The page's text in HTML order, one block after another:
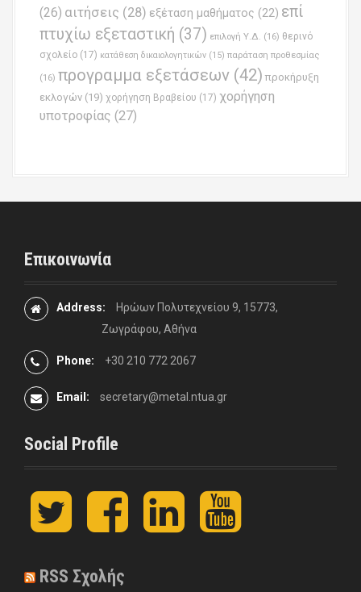
(26) αιτήσεις (28) εξέταση μαθήματος (22) επί
πτυχίω εξεταστική (37) επιλογή Υ.Δ. (16) θερινό
σχολείο (17) κατάθεση δικαιολογητικών (15) παράταση προθεσμίας
(16) προγραμμα εξετάσεων (42) προκήρυξη
εκλογών (19) χορήγηση Βραβείου (17) χορήγηση
υποτροφίας (27)
Επικοινωνία
Address:
Ηρώων Πολυτεχνείου 9, 15773,
Ζωγράφου, Αθήνα
Phone: +30 210 772 2067
Email: secretary@metal.ntua.gr
Social Profile
t
i
e
F
c
L
n
y
u
RSS Σχολής